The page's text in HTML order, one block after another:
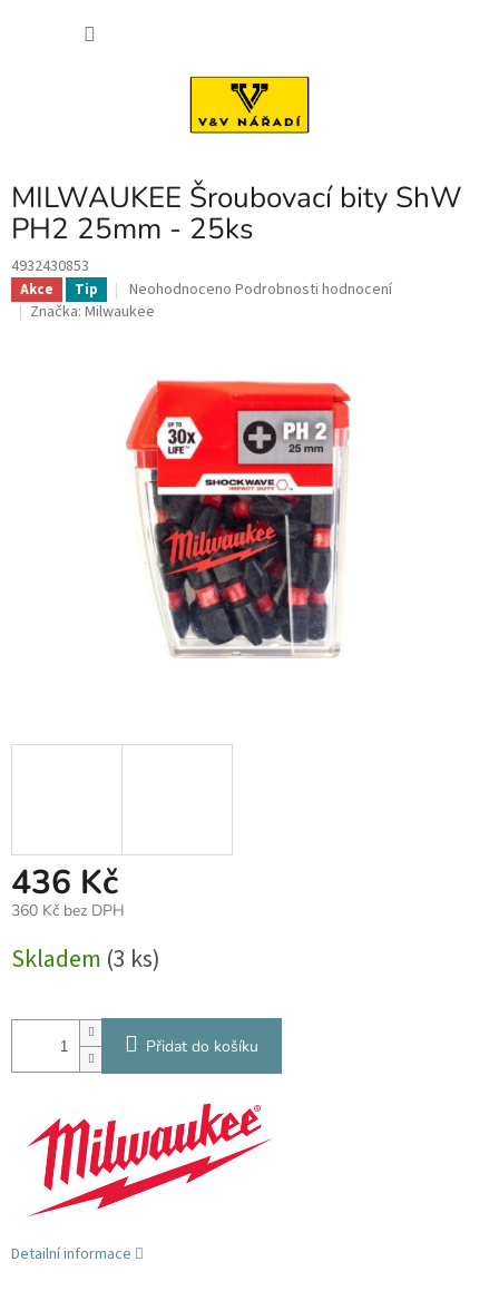
MILWAUKEE Šroubovací bity ShW
PH2 25mm - 25ks
4932430853
Akce Tip
Průměrné
hodnocení
5
hvězdiček.
Neohodnoceno Podrobnosti hodnocení
Značka: Milwaukee
436 Kč
360 Kč bez DPH
cena:
Skladem (3 ks)
Přidat do košíku
Detailní informace